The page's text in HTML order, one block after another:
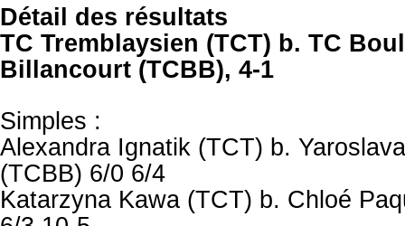
Détail des résultats
TC Tremblaysien (TCT) b. TC
Billancourt (TCBB), 4-1
Simples :
Alexandra Ignatik (TCT) b.
(TCBB) 6/0 6/4
Katarzyna Kawa (TCT) b. Chloé